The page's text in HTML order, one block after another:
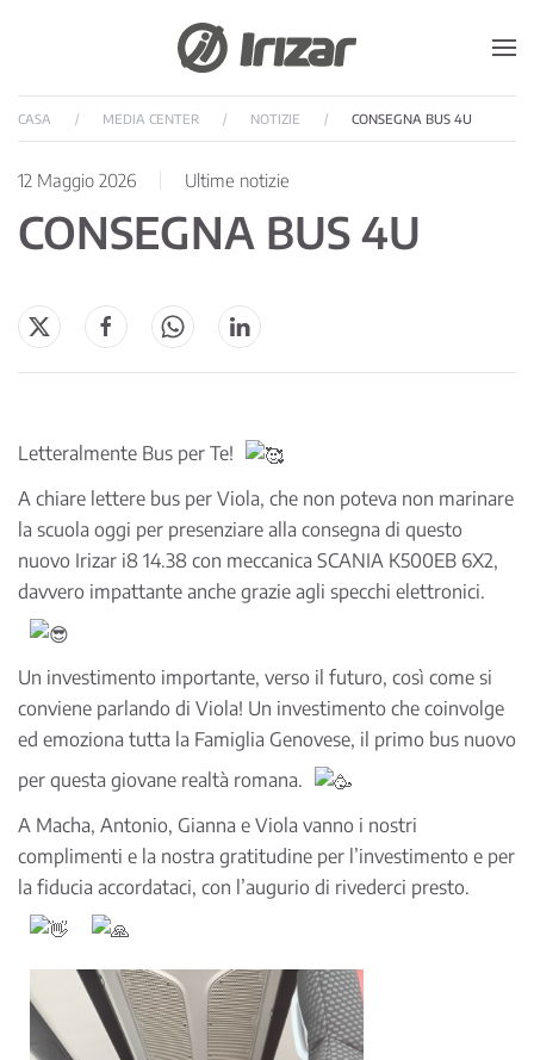
Skip to main content
CASA MEDIA CENTER NOTIZIE CONSEGNA BUS 4U
12 Maggio 2026 Ultime notizie
CONSEGNA BUS 4U
Letteralmente Bus per Te!
A chiare lettere bus per Viola, che non poteva non marinare
la scuola oggi per presenziare alla consegna di questo
nuovo Irizar i8 14.38 con meccanica SCANIA K500EB 6X2,
davvero impattante anche grazie agli specchi elettronici.
Un investimento importante, verso il futuro, così come si
conviene parlando di Viola! Un investimento che coinvolge
ed emoziona tutta la Famiglia Genovese, il primo bus nuovo
per questa giovane realtà romana.
A Macha, Antonio, Gianna e Viola vanno i nostri
complimenti e la nostra gratitudine per l’investimento e per
la fiducia accordataci, con l’augurio di rivederci presto.